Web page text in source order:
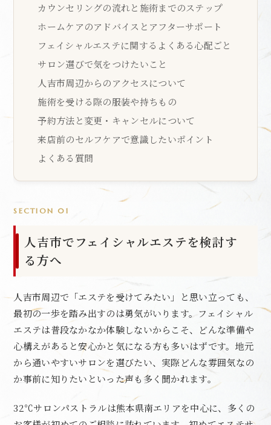
カウンセリングの流れと施術までのステップ
ホームケアのアドバイスとアフターサポート
フェイシャルエステに関するよくある心配ごと
サロン選びで気をつけたいこと
人吉市周辺からのアクセスについて
施術を受ける際の服装や持ちもの
予約方法と変更・キャンセルについて
来店前のセルフケアで意識したいポイント
よくある質問
SECTION 01
人吉市でフェイシャルエステを検討す
る方へ
人吉市周辺で「エステを受けてみたい」と思い立っても、
最初の一歩を踏み出すのは勇気がいります。フェイシャル
エステは普段なかなか体験しないからこそ、どんな準備や
心構えがあると安心かと気になる方も多いはずです。地元
から通いやすいサロンを選びたい、実際どんな雰囲気なの
か事前に知りたいといった声も多く聞かれます。
32℃サロンパストラルは熊本県南エリアを中心に、多くの